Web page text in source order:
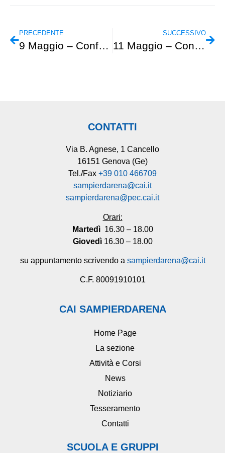
PRECEDENTE
9 Maggio – Conferenza in Sezione
SUCCESSIVO
11 Maggio – Conferenza presso Centro Civico Buranello
CONTATTI
Via B. Agnese, 1 Cancello
16151 Genova (Ge)
Tel./Fax +39 010 466709
sampierdarena@cai.it
sampierdarena@pec.cai.it
Orari:
Martedì 16.30 – 18.00
Giovedì16.30 – 18.00
su appuntamento scrivendo a sampierdarena@cai.it
C.F. 80091910101
CAI SAMPIERDARENA
Home Page
La sezione
Attività e Corsi
News
Notiziario
Tesseramento
Contatti
SCUOLA E GRUPPI